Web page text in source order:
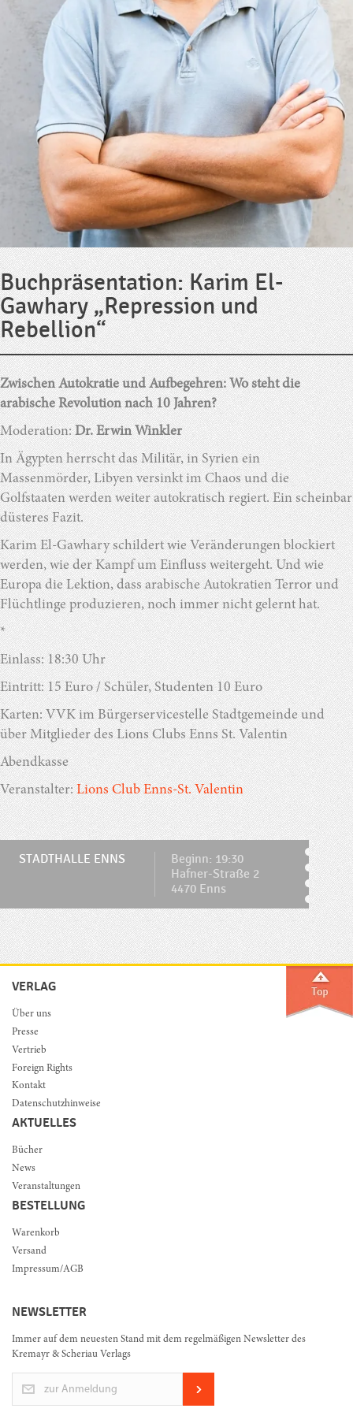
Buchpräsentation: Karim El-
Gawhary „Repression und
Rebellion“
Zwischen Autokratie und Aufbegehren: Wo steht die
arabische Revolution nach 10 Jahren?
Moderation:Dr. Erwin Winkler
In Ägypten herrscht das Militär, in Syrien ein
Massenmörder, Libyen versinkt im Chaos und die
Golfstaaten werden weiter autokratisch regiert. Ein scheinbar
düsteres Fazit.
Karim El-Gawhary schildert wie Veränderungen blockiert
werden, wie der Kampf um Einfluss weitergeht. Und wie
Europa die Lektion, dass arabische Autokratien Terror und
Flüchtlinge produzieren, noch immer nicht gelernt hat.
*
Einlass: 18:30 Uhr
Eintritt: 15 Euro / Schüler, Studenten 10 Euro
Karten: VVK im Bürgerservicestelle Stadtgemeinde und
über Mitglieder des Lions Clubs Enns St. Valentin
Abendkasse
Veranstalter:Lions Club Enns-St. Valentin
STADTHALLE ENNS
Beginn: 19:30
Hafner-Straße 2
4470 Enns
VERLAG
Über uns
Presse
Vertrieb
Foreign Rights
Kontakt
Datenschutzhinweise
AKTUELLES
Bücher
News
Veranstaltungen
BESTELLUNG
Warenkorb
Versand
Impressum/AGB
NEWSLETTER
Immer auf dem neuesten Stand mit dem regelmäßigen Newsletter des
Kremayr & Scheriau Verlags
zur Anmeldung